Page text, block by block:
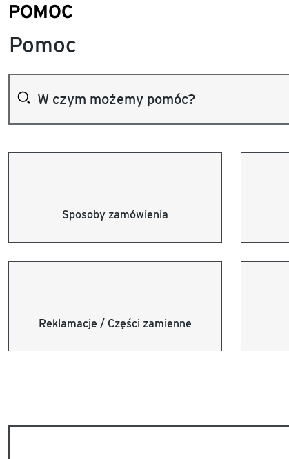
POMOC
Pomoc
Sposoby zamówienia
Reklamacje / Części zamienne